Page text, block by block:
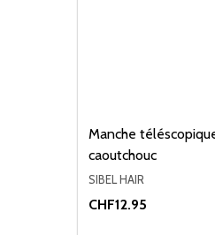
Manche
caoutchouc
SIBEL HAIR
CHF12.95